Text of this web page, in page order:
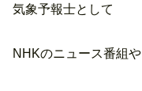
気象予報士として
NHKのニュース番組や